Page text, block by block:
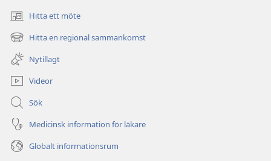
Hitta ett möte
(öppnar
nytt
fönster)
Hitta en regional sammankomst
(öppnar
nytt
fönster)
Nytillagt
Videor
Sök
Medicinsk information för läkare
Globalt informationsrum